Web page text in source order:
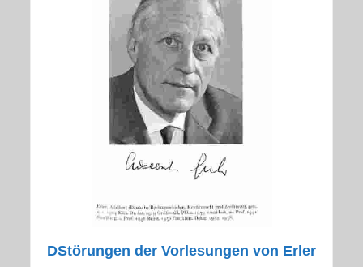
DStörungen der Vorlesungen von Erler